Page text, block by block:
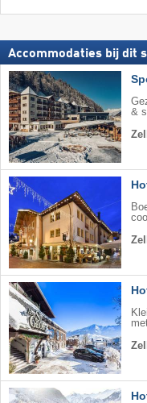
Accommodaties bij dit
&